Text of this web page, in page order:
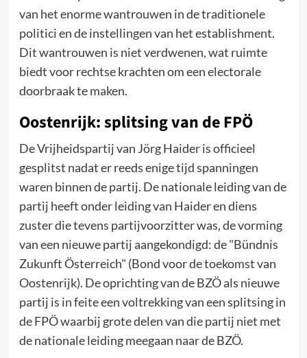
van het enorme wantrouwen in de traditionele
politici en de instellingen van het establishment.
Dit wantrouwen is niet verdwenen, wat ruimte
biedt voor rechtse krachten om een electorale
doorbraak te maken.
Oostenrijk: splitsing van de FPÖ
De Vrijheidspartij van Jörg Haider is officieel
gesplitst nadat er reeds enige tijd spanningen
waren binnen de partij. De nationale leiding van de
partij heeft onder leiding van Haider en diens
zuster die tevens partijvoorzitter was, de vorming
van een nieuwe partij aangekondigd: de "Bündnis
Zukunft Österreich" (Bond voor de toekomst van
Oostenrijk). De oprichting van de BZÖ als nieuwe
partij is in feite een voltrekking van een splitsing in
de FPÖ waarbij grote delen van die partij niet met
de nationale leiding meegaan naar de BZÖ.